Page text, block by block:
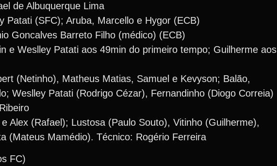
de Albuquerque Lima
Patati (SFC); Aruba, Marcello e Hygor (ECB)
Goncalves Barreto Filho (médico) (ECB)
e Weslley Patati aos 49min do primeiro tempo; Guilherme aos
(Netinho), Matheus Matias, Samuel e Kevyson; Balão,
Weslley Patati (Rodrigo Cézar), Fernandinho (Diogo Correia)
Alex (Rafael); Lustosa (Paulo Souto), Vitinho (Guilherme),
(Mateus Mamédio). Técnico: Rogério Ferreira
FC)